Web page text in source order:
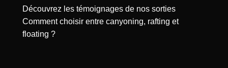
Découvrez les témoignages de nos sorties
Comment choisir entre canyoning, rafting et
floating ?